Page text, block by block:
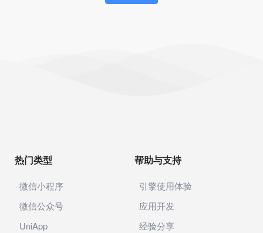
热门类型
微信小程序
微信公众号
UniApp
帮助与支持
引擎使用体验
应用开发
经验分享